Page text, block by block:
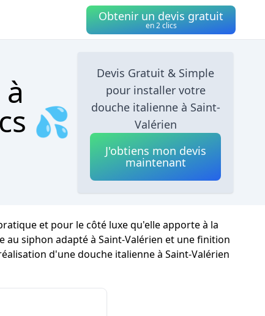
Obtenir un devis gratuit
en 2 clics
💦
Devis Gratuit & Simple
pour installer votre
douche italienne à Saint-
Valérien
J'obtiens mon devis
maintenant
et pour le côté luxe qu'elle apporte à la
au siphon adapté à Saint-Valérien et une finition
d'une douche italienne à Saint-Valérien